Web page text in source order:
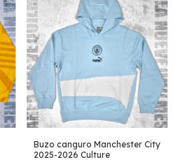
Buzo canguro Manchester City
2025-2026 Culture